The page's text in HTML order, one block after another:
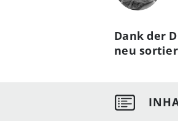
Dank der
neu